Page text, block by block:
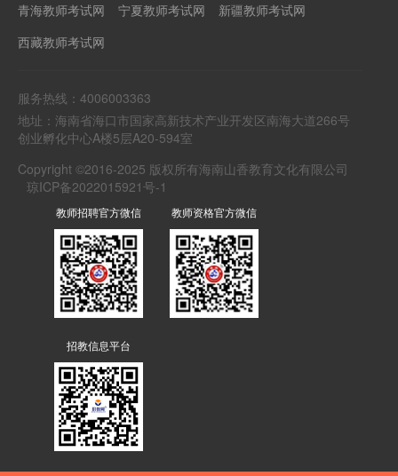
青海教师考试网
宁夏教师考试网
新疆教师考试网
西藏教师考试网
服务热线：4006003363
地址：海南省海口市国家高新技术产业开发区南海大道266号
创业孵化中心A楼5层A20-594室
Copyright ©2016-2025 版权所有海南山香教育文化有限公司
琼ICP备2022015921号-1
教师招聘官方微信 教师资格官方微信
招教信息平台